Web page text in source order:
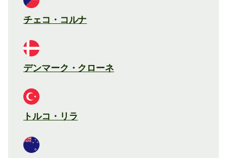
チェコ・コルナ
デンマーク・クローネ
トルコ・リラ